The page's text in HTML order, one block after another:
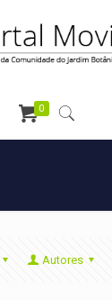
0
Autores